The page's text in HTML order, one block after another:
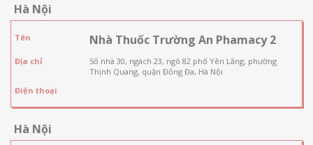
Hà Nội
Tên Nhà Thuốc Trường An Phamacy 2
Địa chỉ
Số nhà 30, ngách 23, ngõ 82 phố Yên Lãng, phường
Thịnh Quang, quận Đống Đa, Hà Nội
Điện thoại
Hà Nội